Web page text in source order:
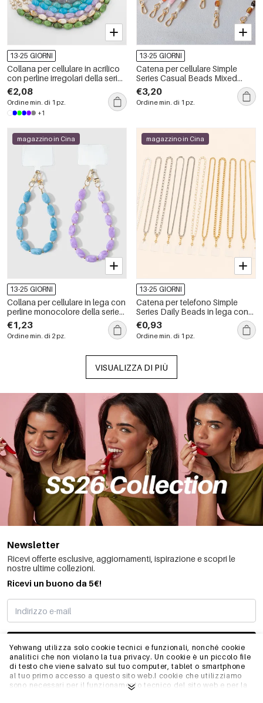
Yehwang utilizza solo cookie tecnici e funzionali, nonché cookie
analitici che non violano la tua privacy. Un cookie è un piccolo file
di testo che viene salvato sul tuo computer, tablet o smartphone
al tuo primo accesso a questo sito web.I cookie che utilizziamo
sono necessari per il funzionamento tecnico del sito web e per la
13-25 GIORNI
Collana per cellulare in acrilico
con perline irregolari della serie
Simple, ideale per tutti i giorni.
€2,08
Ordine min. di 1 pz.
+1
13-25 GIORNI
Catena per cellulare Simple
Series Casual Beads Mixed
Color Acrylic Bag
€3,20
Ordine min. di 1 pz.
magazzino in Cina
13-25 GIORNI
Collana per cellulare in lega con
perline monocolore della serie
Simple.
€1,23
Ordine min. di 2 pz.
magazzino in Cina
13-25 GIORNI
Catena per telefono Simple
Series Daily Beads in lega con
perle artificiali
€0,93
Ordine min. di 1 pz.
VISUALIZZA DI PIÙ
Newsletter
Ricevi offerte esclusive, aggiornamenti, ispirazione e scopri le
nostre ultime collezioni.
Ricevi un buono da 5€!
MI STO REGISTRANDO
INFO